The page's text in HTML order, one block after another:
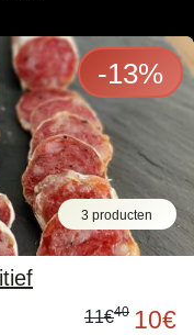
3 producten
-13%
11€40 10€